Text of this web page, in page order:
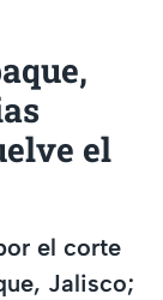
el
el corte
Jalisco;